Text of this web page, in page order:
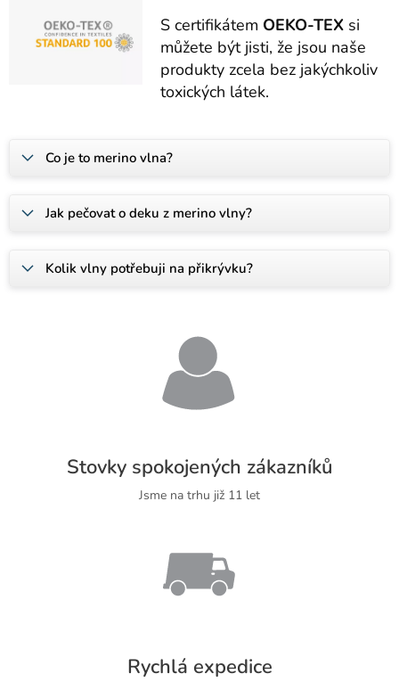
S certifikátem OEKO-TEXsi
můžete být jisti, že jsou naše
produkty zcela bez jakýchkoliv
toxických látek.
Co je to merino vlna?
Jak pečovat o deku z merino vlny?
Kolik vlny potřebuji na přikrývku?
Stovky spokojených zákazníků
Jsme na trhu již 11 let
Rychlá expedice